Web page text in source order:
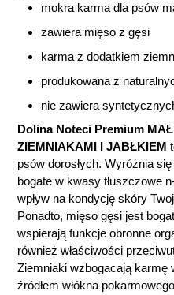
mokra karma dla psów
zawiera mięso z gęsi
karma z dodatkiem
produkowana z
nie zawiera
Dolina Noteci Premium
ZIEMNIAKAMI I JABŁKIEM
psów dorosłych. Wyróżnia
bogate w kwasy tłuszczowe
wpływ na kondycję skóry
Ponadto, mięso gęsi jest
wspierają funkcje obronne
również właściwości
Ziemniaki wzbogacają karmę
źródłem włókna